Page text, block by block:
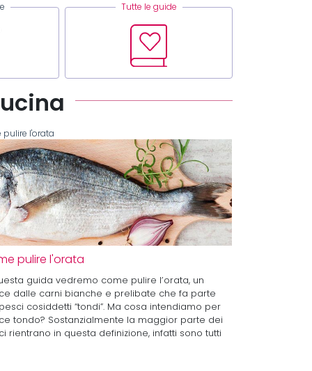
Tutte le guide
pulire l'orata
pulire l'orata
guida vedremo come pulire l’orata, un
dalle carni bianche e prelibate che fa parte
cosiddetti “tondi”. Ma cosa intendiamo per
tondo? Sostanzialmente la maggior parte dei
rientrano in questa definizione, infatti sono tutti